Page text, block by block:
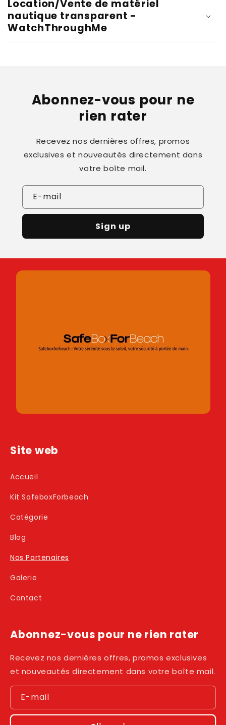
Location/Vente de matériel
nautique transparent -
WatchThroughMe
Abonnez-vous pour ne
rien rater
Recevez nos dernières offres, promos
exclusives et nouveautés directement dans
votre boîte mail.
E-mail
Sign up
Site web
Accueil
Kit SafeboxForbeach
Catégorie
Blog
Nos Partenaires
Galerie
Contact
Abonnez-vous pour ne rien rater
Recevez nos dernières offres, promos exclusives
et nouveautés directement dans votre boîte mail.
E-mail